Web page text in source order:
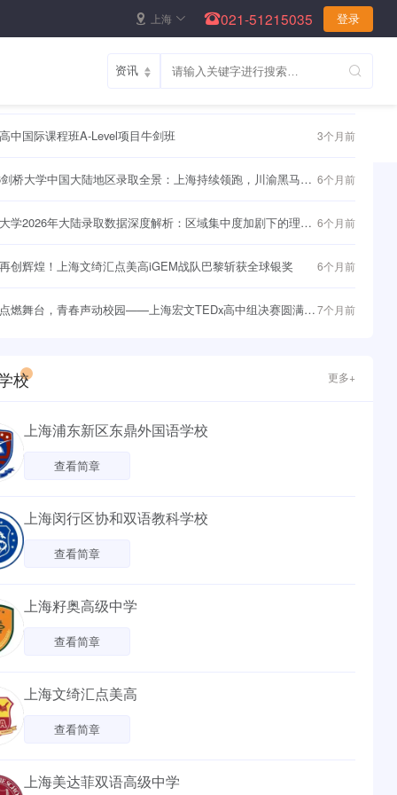
上海 021-51215035 登录
讯
中国际课程班A-Level项目牛剑班 3个月前
桥大学中国大陆地区录取全景：上海持续领跑，川渝黑马频 6个月前
学2026年大陆录取数据深度解析：区域集中度加剧下的理性 6个月前
创辉煌！上海文绮汇点美高iGEM战队巴黎斩获全球银奖 6个月前
燃舞台，青春声动校园——上海宏文TEDx高中组决赛圆满落7个月前
更多+
校
上海浦东新区东鼎外国语学校
查看简章
上海闵行区协和双语教科学校
查看简章
上海籽奥高级中学
查看简章
上海文绮汇点美高
查看简章
上海美达菲双语高级中学
更多+